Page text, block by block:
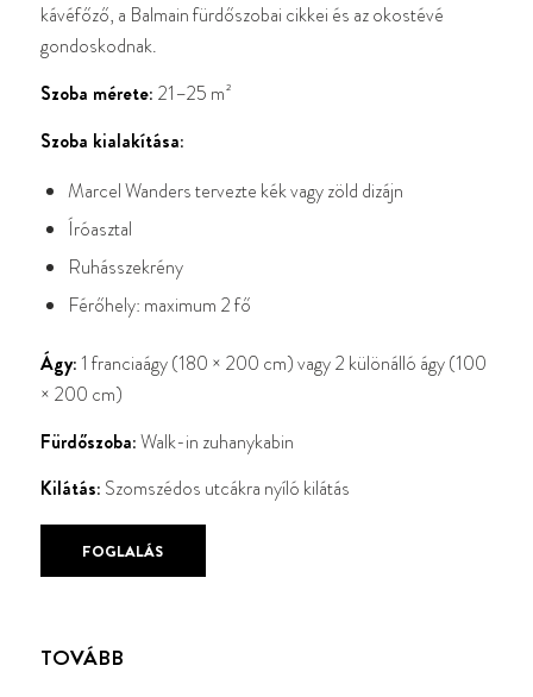
kávéfőző, a Balmain fürdőszobai cikkei és az okostévé
gondoskodnak.
Szoba mérete: 21–25 m²
Szoba kialakítása:
Marcel Wanders tervezte kék vagy zöld dizájn
Íróasztal
Ruhásszekrény
Férőhely: maximum 2 fő
Ágy: 1 franciaágy (180 × 200 cm) vagy 2 különálló ágy (100
× 200 cm)
Fürdőszoba:Walk-in zuhanykabin
Kilátás: Szomszédos utcákra nyíló kilátás
FOGLALÁS
TOVÁBB